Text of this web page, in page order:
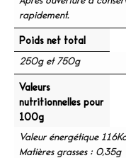
rapidement.
Poids net total
250g et 750g
Valeurs
nutritionnelles pour
100g
Valeur énergétique
Matières grasses : 0,35g